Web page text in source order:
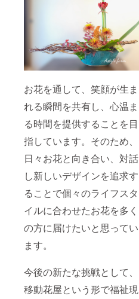
お花を通して、笑顔が生ま
れる瞬間を共有し、心温ま
る時間を提供することを目
指しています。そのため、
日々お花と向き合い、対話
し新しいデザインを追求す
ることで個々のライフスタ
イルに合わせたお花を多く
の方に届けたいと思ってい
ます。
今後の新たな挑戦として、
移動花屋という形で福祉現